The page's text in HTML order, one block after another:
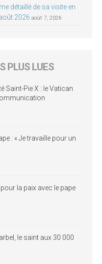
détaillé de sa visite en
2026 août 7, 2026
PLUS LUES
Saint-Pie X : le Vatican
: « Je travaille pour un
la paix avec le pape
le saint aux 30 000